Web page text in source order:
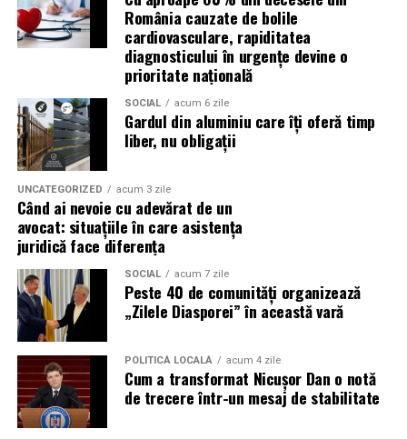
Un ulei formulat pentru utilizarea cu DPF contribuie la:
reducerea acumulării de reziduuri;
protejarea filtrului de particule;
funcționarea eficientă a sistemului antipoluare.
Acest aspect este esențial pentru reducerea riscului
unor reparații costisitoare.
Avantajele Ravenol VMP USVO 5W30
Printre cele mai importante avantaje se numără:
tehnologie USVO;
stabilitate termică ridicată;
rezistență la oxidare;
protecție împotriva uzurii;
reducerea depunerilor;
(Advertorial)
România cauzate de bolile
cardiovasculare, rapiditatea
diagnosticului în urgențe devine o
prioritate națională
SOCIAL acum 6 zile
Gardul din aluminiu care îți oferă timp
liber, nu obligații
UNCATEGORIZED acum 3 zile
Când ai nevoie cu adevărat de un
avocat: situațiile în care asistența
juridică face diferența
SOCIAL acum 7 zile
Peste 40 de comunități organizează
„Zilele Diasporei” în această vară
POLITICĂ LOCALĂ acum 4 zile
Cum a transformat Nicușor Dan o notă
de trecere într-un mesaj de stabilitate